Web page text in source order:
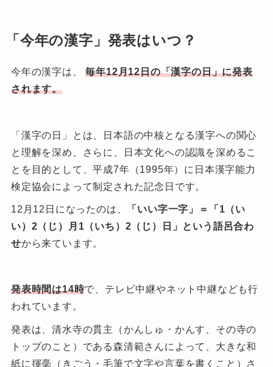
「今年の漢字」発表はいつ？
今年の漢字は、毎年12月12日の「漢字の日」に発表
されます。
「漢字の日」とは、日本語の中核となる漢字への関心
と理解を深め、さらに、日本文化への認識を深めるこ
とを目的として、平成7年（1995年）に日本漢字能力
検定協会によって制定された記念日です。
12月12日になったのは、
「いい字一字」＝「1（い
い）2（じ）月1（いち）2（じ）日」という語呂合わ
せから来ています。
発表時間は14時で、テレビ中継やネット中継なども行
われています。
発表は、清水寺の貫主（かんしゅ・かんす、その寺の
トップのこと）である森清範さんによって、大きな和
紙に揮毫（きごう・毛筆で文字や言葉を書くこと）さ